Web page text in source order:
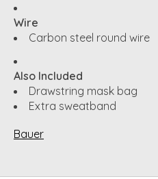
Wire
Carbon steel round wire
Also Included
Drawstring mask bag
Extra sweatband
Bauer